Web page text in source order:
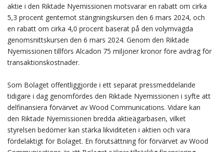
aktie i den Riktade Nyemissionen motsvarar en rabatt om cirka
5,3 procent gentemot stängningskursen den 6 mars 2024, och
en rabatt om cirka 4,0 procent baserat på den volymvägda
genomsnittskursen den 6 mars 2024. Genom den Riktade
Nyemissionen tillförs Alcadon 75 miljoner kronor före avdrag för
transaktionskostnader.
Som Bolaget offentliggjorde i ett separat pressmeddelande
tidigare i dag genomfördes den Riktade Nyemissionen i syfte att
delfinansiera förvärvet av Wood Communications. Vidare kan
den Riktade Nyemissionen bredda aktieägarbasen, vilket
styrelsen bedömer kan stärka likviditeten i aktien och vara
fördelaktigt för Bolaget. En förutsättning för förvärvet av Wood